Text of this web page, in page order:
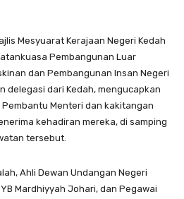
Mesyuarat Kerajaan Negeri Kedah
Pembangunan Luar
dan Pembangunan Insan Negeri
delegasi dari Kedah, mengucapkan
Menteri dan kakitangan
kehadiran mereka, di samping
tersebut.
Ahli Dewan Undangan Negeri
Mardhiyyah Johari, dan Pegawai